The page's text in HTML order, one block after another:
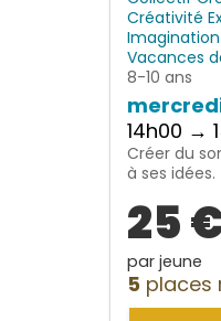
Créativité
Imagination
Vacances
8-10 ans
14h00 →
Créer du
à ses idées.
25
par jeune
5 places